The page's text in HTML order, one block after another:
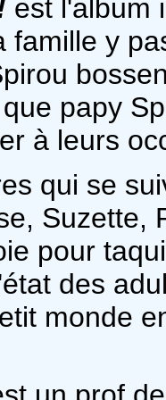
est l'album
famille y
papy
à leurs
qui se
Suzette,
pour
des
monde